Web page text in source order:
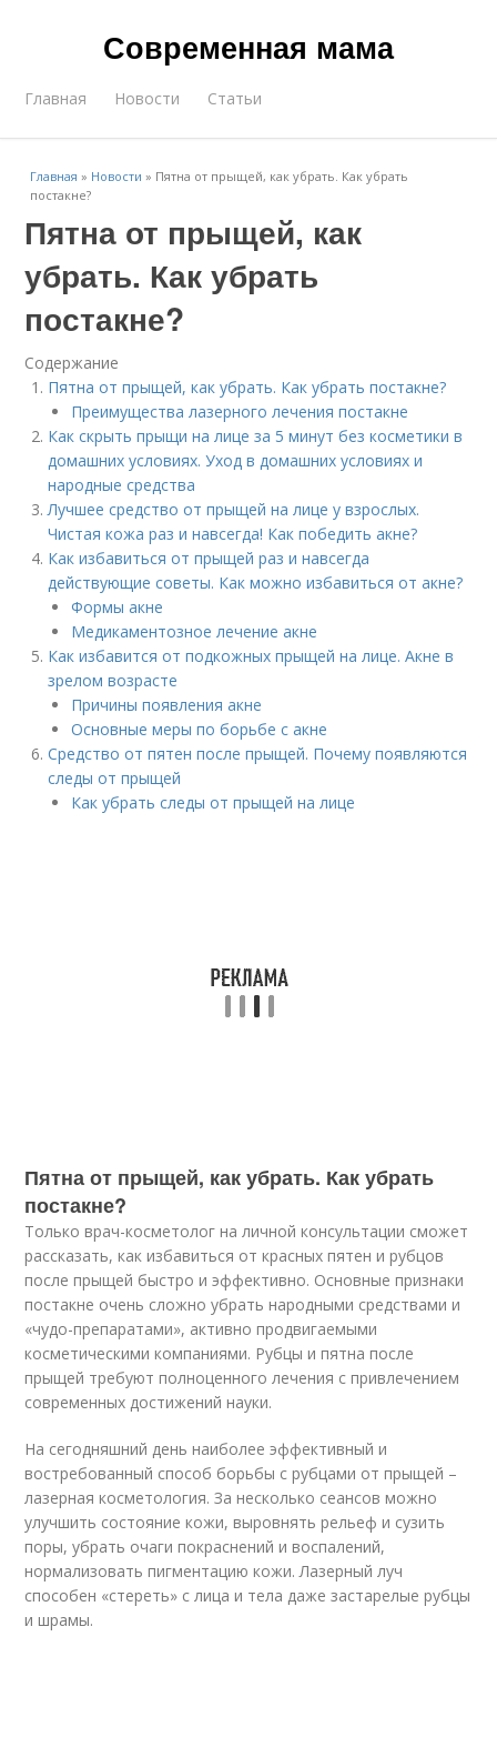
Современная мама
Главная Новости Статьи
Главная » Новости » Пятна от прыщей, как убрать. Как убрать
постакне?
Пятна от прыщей, как
убрать. Как убрать
постакне?
Содержание
Пятна от прыщей, как убрать. Как убрать постакне?
Преимущества лазерного лечения постакне
Как скрыть прыщи на лице за 5 минут без косметики в
домашних условиях. Уход в домашних условиях и
народные средства
Лучшее средство от прыщей на лице у взрослых.
Чистая кожа раз и навсегда! Как победить акне?
Как избавиться от прыщей раз и навсегда
действующие советы. Как можно избавиться от акне?
Формы акне
Медикаментозное лечение акне
Как избавится от подкожных прыщей на лице. Акне в
зрелом возрасте
Причины появления акне
Основные меры по борьбе с акне
Средство от пятен после прыщей. Почему появляются
следы от прыщей
Как убрать следы от прыщей на лице
Пятна от прыщей, как убрать. Как убрать
постакне?
Только врач-косметолог на личной консультации сможет
рассказать, как избавиться от красных пятен и рубцов
после прыщей быстро и эффективно. Основные признаки
постакне очень сложно убрать народными средствами и
«чудо-препаратами», активно продвигаемыми
косметическими компаниями. Рубцы и пятна после
прыщей требуют полноценного лечения с привлечением
современных достижений науки.
На сегодняшний день наиболее эффективный и
востребованный способ борьбы с рубцами от прыщей –
лазерная косметология. За несколько сеансов можно
улучшить состояние кожи, выровнять рельеф и сузить
поры, убрать очаги покраснений и воспалений,
нормализовать пигментацию кожи. Лазерный луч
способен «стереть» с лица и тела даже застарелые рубцы
и шрамы.